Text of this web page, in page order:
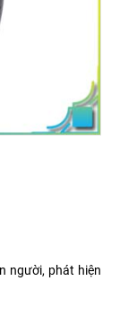
người, phát hiện